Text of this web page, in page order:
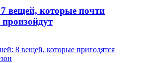
вещей, которые почти